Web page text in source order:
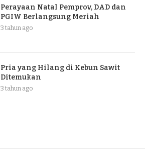
Perayaan Natal Pemprov, DAD dan
PGIW Berlangsung Meriah
3 tahun ago
Pria yang Hilang di Kebun Sawit
Ditemukan
3 tahun ago